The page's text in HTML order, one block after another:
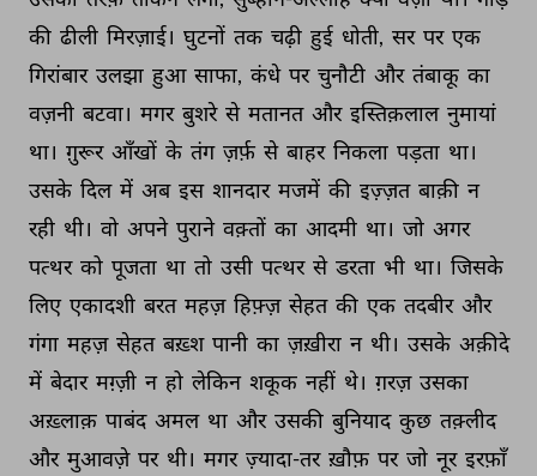
की ढीली मिरज़ाई। घुटनों तक चढ़ी हुई धोती, सर पर एक
गिरांबार उलझा हुआ साफा, कंधे पर चुनौटी और तंबाकू का
वज़नी बटवा। मगर बुशरे से मतानत और इस्तिक़लाल नुमायां
था। ग़ुरूर आँखों के तंग ज़र्फ़ से बाहर निकला पड़ता था।
उसके दिल में अब इस शानदार मजमें की इज़्ज़त बाक़ी न
रही थी। वो अपने पुराने वक़्तों का आदमी था। जो अगर
पत्थर को पूजता था तो उसी पत्थर से डरता भी था। जिसके
लिए एकादशी बरत महज़ हिफ़्ज़ सेहत की एक तदबीर और
गंगा महज़ सेहत बख़्श पानी का ज़ख़ीरा न थी। उसके अक़ीदे
में बेदार मग़्ज़ी न हो लेकिन शकूक नहीं थे। ग़रज़ उसका
अख़्लाक़ पाबंद अमल था और उसकी बुनियाद कुछ तक़्लीद
और मुआवज़े पर थी। मगर ज़्यादा-तर ख़ौफ़ पर जो नूर इरफ़ाँ